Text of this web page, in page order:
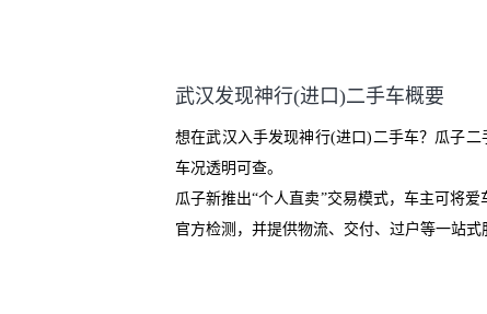
我协商，主动权在平台手里。”
武汉发现神行(进口)二手车概要
想在武汉入手发现神行(进口)二手车？瓜子
车况透明可查。
瓜子新推出“个人直卖”交易模式，车主可将
官方检测，并提供物流、交付、过户等一站